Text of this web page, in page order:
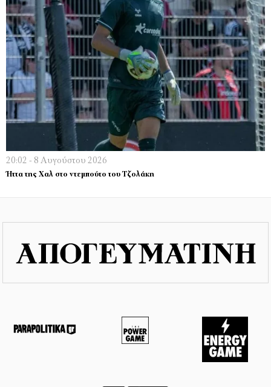
20:02 - 8 Αυγούστου 2026
Ήττα της Χαλ στο ντεμπούτο του Τζολάκη